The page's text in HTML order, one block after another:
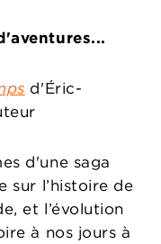
d'Éric-
d'une saga
sur l’histoire de
et l’évolution
à nos jours à